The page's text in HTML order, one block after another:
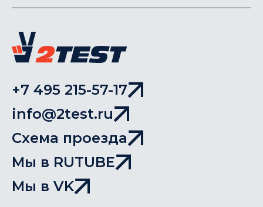
+7 495 215-57-17
info@2test.ru
Схема проезда
Мы в RUTUBE
Мы в VK